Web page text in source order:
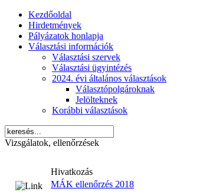
Kezdőoldal
Hirdetmények
Pályázatok honlapja
Választási információk
Választási szervek
Választási ügyintézés
2024. évi általános választások
Választópolgároknak
Jelölteknek
Korábbi választások
Vizsgálatok, ellenőrzések
Hivatkozás
MÁK ellenőrzés 2018